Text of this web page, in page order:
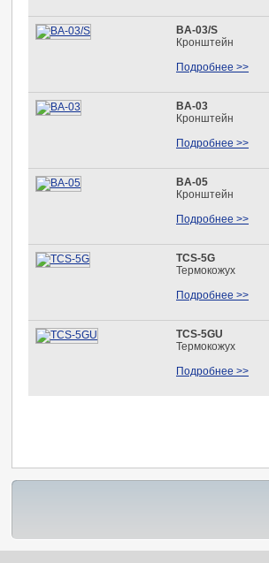
BA-03/S
Кронштейн
Подробнее >>
BA-03
Кронштейн
Подробнее >>
BA-05
Кронштейн
Подробнее >>
TCS-5G
Термокожух
Подробнее >>
TCS-5GU
Термокожух
Подробнее >>